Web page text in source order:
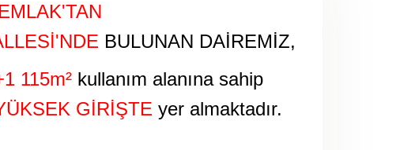
'NDE BULUNAN DAİREMİZ,
115m² kullanım alanına sahip
GİRİŞTE yer almaktadır.